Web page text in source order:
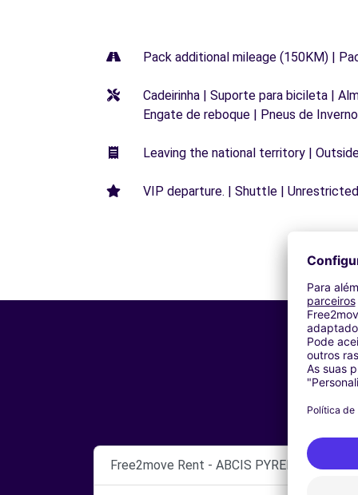
Pack additional mileage (150KM) |
Cadeirinha | Suporte para bicileta |
Engate de reboque | Pneus de Inverno
Leaving the national territory |
VIP departure. | Shuttle |
Free2move Rent - ABCIS PYRENEES BY